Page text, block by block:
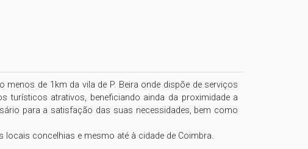
de 1km da vila de P. Beira onde dispõe de serviços
turísticos atrativos, beneficiando ainda da proximidade a
para a satisfação das suas necessidades, bem como
concelhias e mesmo até à cidade de Coimbra.